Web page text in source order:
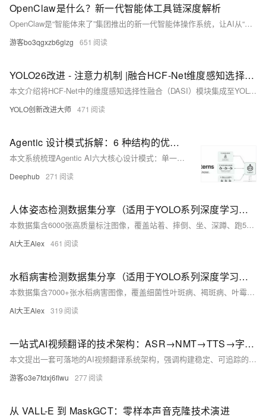
OpenClaw是什么？新一代智能体工具链深度解析
OpenClaw是“智能体来了”集团推出的新一代智能体操作系统，让AI从“能聊天”跃升为“能干活”。支持浏览器操作、文件读写、API调用与多智能体协同，具备环境配置、Skill开发、工作流编排和工具链集成四大核心模块。
游客bo3qgxzb6glzg 651
YOLO26改进 - 注意力机制 |融合HCF-Net维度感知选择性整合模块DASI 增强小目标显著性
本文介绍将HCF-Net中的维度感知选择性融合（DASI）模块集成至YOLO26检测头，通过通道分区与Sigmoid自适应加权，融合高/低维及当前层特征，显著提升红外小目标检测精度，在SIRST数据集上超越主流方法。（239字）
YOLO创新改进大师 471
Agentic 设计模式拆解：6 种结构的优缺点与应用场景
本文系统梳理Agentic AI六大核心设计模式：单一、顺序、并行智能体，循环评审，协调者与子智能体，以及作为工具的子智能体。聚焦智能体、用户、模型与工具间的结构化交互，提炼可复用的工程骨架，助力规模化落地。
Deephub 271
人体姿态检测数据集分享（适用于YOLO系列深度学习检测任务）
本数据集含6000张高质量标注图像，覆盖站着、摔倒、坐、深蹲、跑5类人体姿态，按5:1划分训练集与验证集，采用YOLO格式标注，结构清晰，开箱即用，适用于YOLOv8等目标检测模型训练，助力跌倒监测、智能健身、安防监控等应用。
AI大王Alex 461
水稻病害检测数据集分享（适用于YOLO系列深度学习分类检测任务）
本数据集含7000+张水稻病害图像，覆盖细菌性叶斑病、褐斑病、叶霉病三类，标注规范（YOLO格式），已划分训练/验证/测试集（8:1:1），支持YOLO系列等主流检测模型，助力智慧农业病害识别研究与落地。（239字）
AI大王Alex 319
一站式AI视频翻译的技术架构：ASR→NMT→TTS→字幕压制的全链路设计
本文提出一套可落地的AI视频翻译系统架构，强调构建稳定、可追踪的数据管线而非简单串联模型。全链路分为输入、ASR、说话人分离、NMT、TTS、后处理和任务编排7层，以带时间轴/角色/状态的segment为核心数据结构，确保时间轴精准、声音不串、成品直发，专为出海、课程本地化与短剧翻译等场景优化。
游客o3e7fdxj6flwu 277
从 VALL-E 到 MaskGCT：零样本声音克隆技术演进